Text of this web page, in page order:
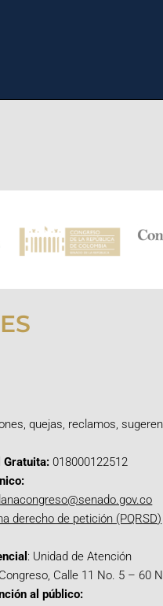
quejas, reclamos,
Gratuita: 018000122512
derecho de petición (PQRSD)
: Unidad de Atención
Calle 11 No. 5 – 60
al público: